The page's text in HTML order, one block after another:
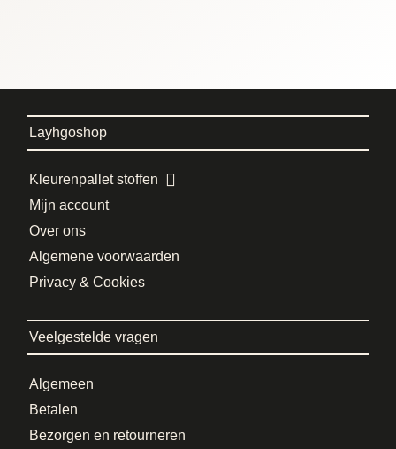
Layhgoshop
Kleurenpallet stoffen
Mijn account
Over ons
Algemene voorwaarden
Privacy & Cookies
Veelgestelde vragen
Algemeen
Betalen
Bezorgen en retourneren